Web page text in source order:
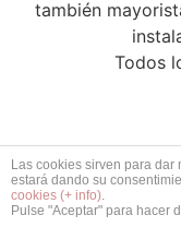
también
Todos
Las cookies sirven para
estará dando su
cookies (+ info).
Pulse "Aceptar" para hacer